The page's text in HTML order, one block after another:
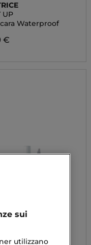
UP
Waterproof
€
sui
utilizzano